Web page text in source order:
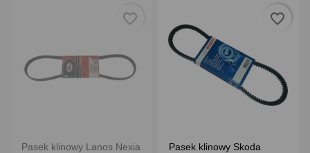
Pasek klinowy Lanos Nexia
favorite_border
Pasek klinowy Skoda
favorite_border